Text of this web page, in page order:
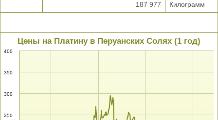
187 977 Килограмм
Цены на Платину в Перуанских Солях (1 год)
250
300
350
400